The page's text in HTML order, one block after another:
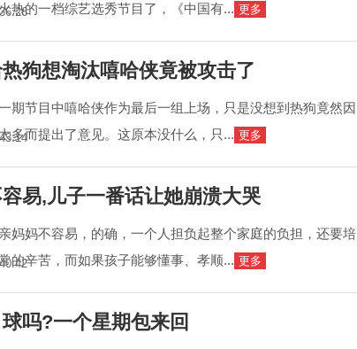
热的一档综艺选秀节目了，《中国有... 更多
狗想淘汰嘻哈侠竟被攻击了
期节目中嘻哈侠作为最后一组上场，只是没想到热狗竟然因
多而提出了意见。这原本没什么，只... 更多
易,儿子一番话让她崩溃大哭
妈妈不容易，的确，一个人担负起整个家庭的负担，还要培
的辛苦，而如果孩子能够懂事、孝顺... 更多
吗?一个星期包来回